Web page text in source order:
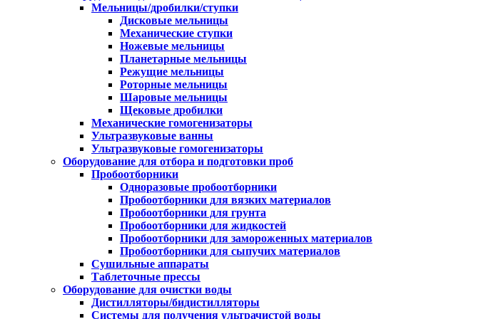
Мельницы/дробилки/ступки
Дисковые мельницы
Механические ступки
Ножевые мельницы
Планетарные мельницы
Режущие мельницы
Роторные мельницы
Шаровые мельницы
Щековые дробилки
Механические гомогенизаторы
Ультразвуковые ванны
Ультразвуковые гомогенизаторы
Оборудование для отбора и подготовки проб
Пробоотборники
Одноразовые пробоотборники
Пробоотборники для вязких материалов
Пробоотборники для грунта
Пробоотборники для жидкостей
Пробоотборники для замороженных материалов
Пробоотборники для сыпучих материалов
Сушильные аппараты
Таблеточные прессы
Оборудование для очистки воды
Дистилляторы/бидистилляторы
Системы для получения ультрачистой воды